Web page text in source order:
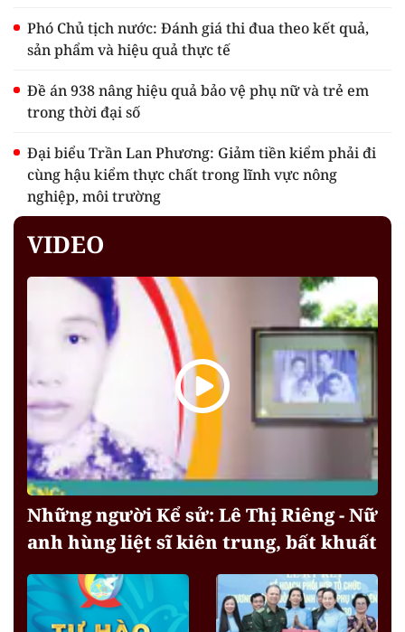
Phó Chủ tịch nước: Đánh giá thi đua theo kết quả,
sản phẩm và hiệu quả thực tế
Đề án 938 nâng hiệu quả bảo vệ phụ nữ và trẻ em
trong thời đại số
Đại biểu Trần Lan Phương: Giảm tiền kiểm phải đi
cùng hậu kiểm thực chất trong lĩnh vực nông
nghiệp, môi trường
VIDEO
Những người Kể sử: Lê Thị Riêng - Nữ
anh hùng liệt sĩ kiên trung, bất khuất